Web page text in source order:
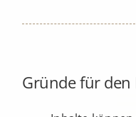
Gründe für den